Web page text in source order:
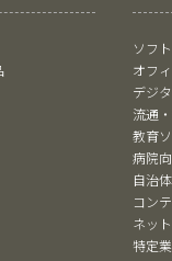
ソフ
オフ
デジ
流通
教育
病院
自治
コン
ネッ
特定